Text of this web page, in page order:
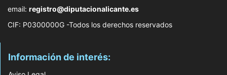
email: registro@diputacionalicante.es
CIF: P0300000G -Todos los derechos reservados
Información de interés: